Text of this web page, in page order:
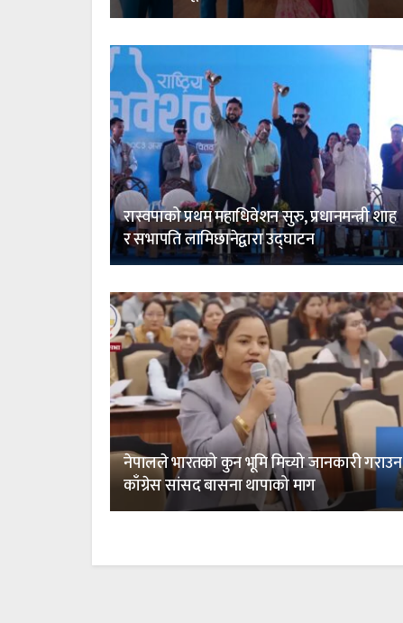
रास्वपाको प्रथम महाधिवेशन सुरु, प्रधानमन्त्री शाह
र सभापति लामिछानेद्वारा उद्घाटन
नेपालले भारतको कुन भूमि मिच्यो जानकारी गराउन
काँग्रेस सांसद बासना थापाको माग